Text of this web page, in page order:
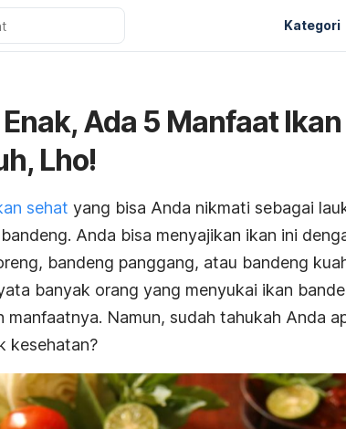
Kategori
Ada 5 Manfaat
Lho!
sehat yang bisa Anda nikmati sebagai
Anda bisa menyajikan ikan ini
bandeng panggang, atau bandeng
banyak orang yang menyukai ikan
manfaatnya. Namun, sudah tahukah Anda
kesehatan?